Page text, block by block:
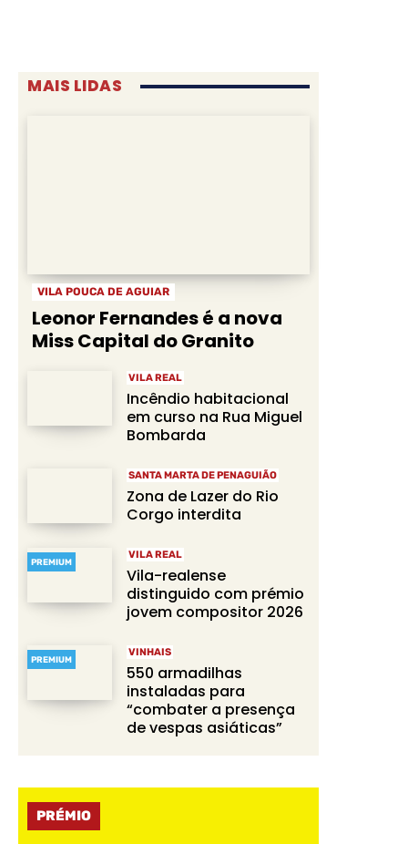
MAIS LIDAS
VILA POUCA DE AGUIAR
Leonor Fernandes é a nova
Miss Capital do Granito
VILA REAL
Incêndio habitacional
em curso na Rua Miguel
Bombarda
SANTA MARTA DE PENAGUIÃO
Zona de Lazer do Rio
Corgo interdita
PREMIUM
VILA REAL
Vila-realense
distinguido com prémio
jovem compositor 2026
PREMIUM
VINHAIS
550 armadilhas
instaladas para
“combater a presença
de vespas asiáticas”
PRÉMIO